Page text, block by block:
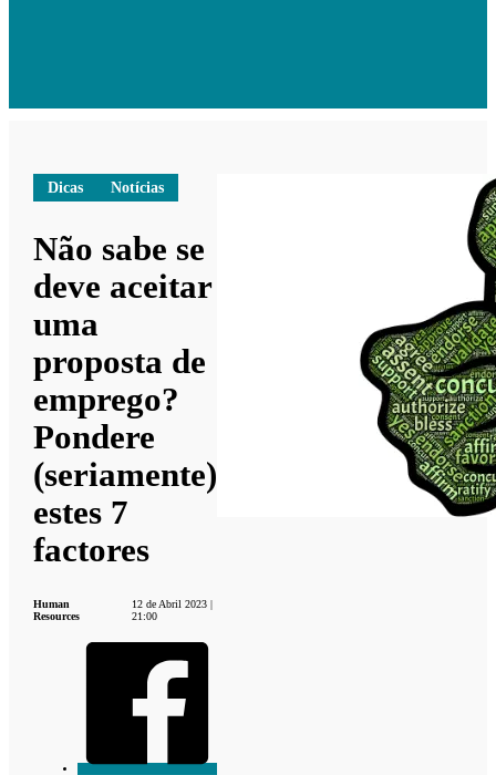
Dicas Notícias
Não sabe se
deve aceitar
uma
proposta de
emprego?
Pondere
(seriamente)
estes 7
factores
Human
Resources
12 de Abril 2023 |
21:00